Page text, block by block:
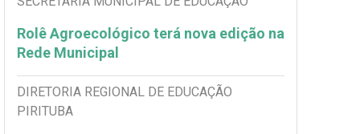
Rolê Agroecológico terá nova edição na
Rede Municipal
DIRETORIA REGIONAL DE EDUCAÇÃO
PIRITUBA